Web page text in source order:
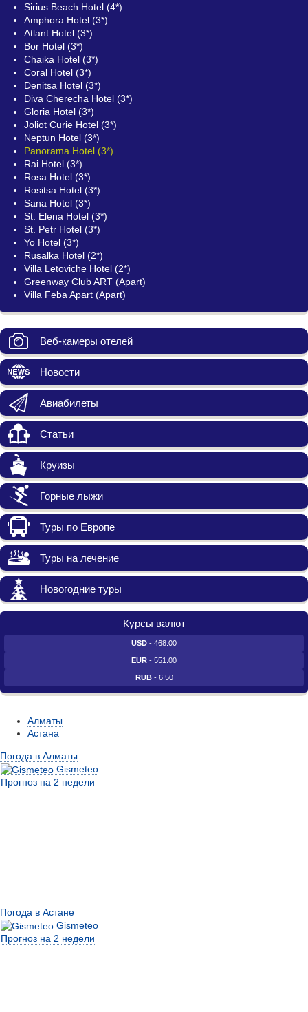
Sirius Beach Hotel (4*)
Amphora Hotel (3*)
Atlant Hotel (3*)
Bor Hotel (3*)
Chaika Hotel (3*)
Coral Hotel (3*)
Denitsa Hotel (3*)
Diva Cherecha Hotel (3*)
Gloria Hotel (3*)
Joliot Curie Hotel (3*)
Neptun Hotel (3*)
Panorama Hotel (3*)
Rai Hotel (3*)
Rosa Hotel (3*)
Rositsa Hotel (3*)
Sana Hotel (3*)
St. Elena Hotel (3*)
St. Petr Hotel (3*)
Yo Hotel (3*)
Rusalka Hotel (2*)
Villa Letoviche Hotel (2*)
Greenway Club ART (Apart)
Villa Feba Apart (Apart)
Веб-камеры отелей
Новости
Авиабилеты
Статьи
Круизы
Горные лыжи
Туры по Европе
Туры на лечение
Новогодние туры
Курсы валют
USD - 468.00
EUR - 551.00
RUB- 6.50
Алматы
Астана
Погода в Алматы
Gismeteo
Прогноз на 2 недели
Погода в Астане
Gismeteo
Прогноз на 2 недели